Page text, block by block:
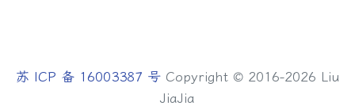
苏 ICP 备 16003387 号 Copyright © 2016-2026 Liu
JiaJia